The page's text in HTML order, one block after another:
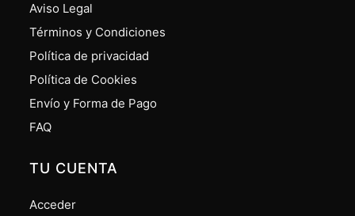
Aviso Legal
Términos y Condiciones
Política de privacidad
Política de Cookies
Envío y Forma de Pago
FAQ
TU CUENTA
Acceder